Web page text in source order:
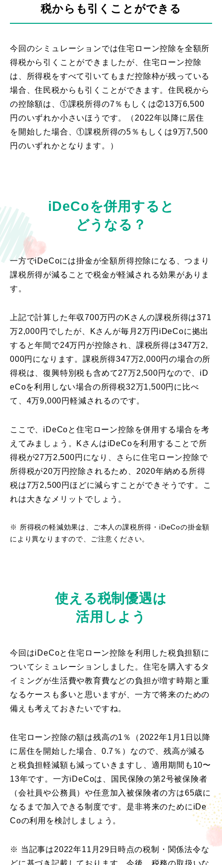
税からも引くことができる
今回のシミュレーションでは住宅ローン控除を全額所
得税から引くことができましたが、住宅ローン控除
は、所得税をすべて引いてもまだ控除枠が残っている
場合、住民税からも引くことができます。住民税から
の控除額は、①課税所得の7％もしくは②13万6,500
円のいずれか小さいほうです。（2022年以降に居住
を開始した場合、①課税所得の5％もしくは9万7,500
円のいずれかとなります。）
iDeCoを併用すると
どうなる？
一方でiDeCoには掛金が全額所得控除になる、つまり
課税所得が減ることで税金が軽減される効果がありま
す。
上記で計算した年収700万円のKさんの課税所得は371
万2,000円でしたが、Kさんが毎月2万円iDeCoに拠出
すると年間で24万円が控除され、課税所得は347万2,
000円になります。課税所得347万2,000円の場合の所
得税は、復興特別税も含めて27万2,500円なので、iD
eCoを利用しない場合の所得税32万1,500円に比べ
て、4万9,000円軽減されるのです。
ここで、iDeCoと住宅ローン控除を併用する場合を考
えてみましょう。KさんはiDeCoを利用することで所
得税が27万2,500円になり、さらに住宅ローン控除で
所得税が20万円控除されるため、2020年納める所得
税は7万2,500円ほどに減らすことができそうです。こ
れは大きなメリットでしょう。
※ 所得税の軽減効果は、ご本人の課税所得・iDeCoの掛金額
により異なりますので、ご注意ください。
使える税制優遇は
活用しよう
今回はiDeCoと住宅ローン控除を利用した税負担額に
ついてシミュレーションしました。住宅を購入するタ
イミングが生活費や教育費などの負担が増す時期と重
なるケースも多いと思いますが、一方で将来のための
備えも考えておきたいですね。
住宅ローン控除の額は残高の1％（2022年1月1日以降
に居住を開始した場合、0.7％）なので、残高が減る
と税負担軽減額も減っていきますし、適用期間も10〜
13年です。一方iDeCoは、国民保険の第2号被保険者
（会社員や公務員）や任意加入被保険者の方は65歳に
なるまで加入できる制度です。是非将来のためにiDe
Coの利用を検討しましょう。
※ 当記事は2022年11月29日時点の税制・関係法令な
どに基づき記載しております。今後、税務の取扱いな